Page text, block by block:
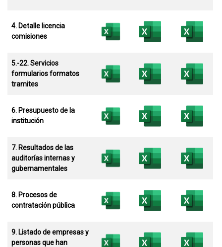
4. Detalle licencia
comisiones
5.-22. Servicios
formularios formatos
tramites
6. Presupuesto de la
institución
7. Resultados de las
auditorías internas y
gubernamentales
8. Procesos de
contratación pública
9. Listado de empresas y
personas que han